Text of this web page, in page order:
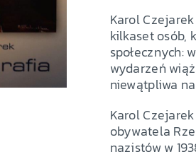
Karol
kilkaset osób,
społecznych:
wydarzeń
niewątpliwa
Karol
obywatela
nazistów w